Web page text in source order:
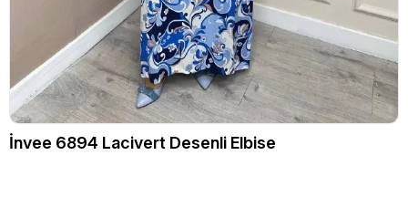
İnvee 6894 Lacivert Desenli Elbise